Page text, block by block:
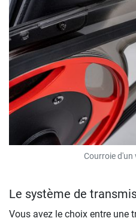
Courroie d'un
Le système de
Vous avez le choix entre une